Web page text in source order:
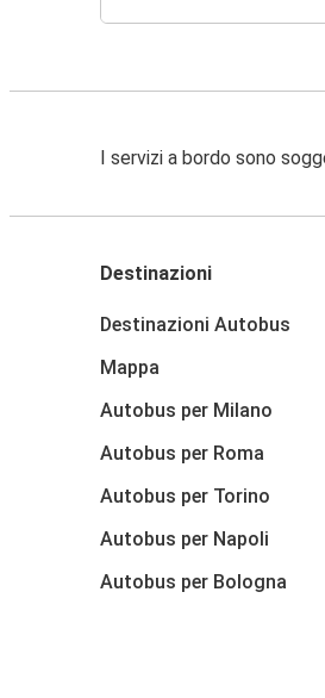
I servizi a bordo sono
Destinazioni
Destinazioni Autobus
Mappa
Autobus per Milano
Autobus per Roma
Autobus per Torino
Autobus per Napoli
Autobus per Bologna